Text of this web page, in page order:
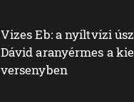
Vizes Eb: a nyíltvízi
Dávid aranyérmes a
versenyben